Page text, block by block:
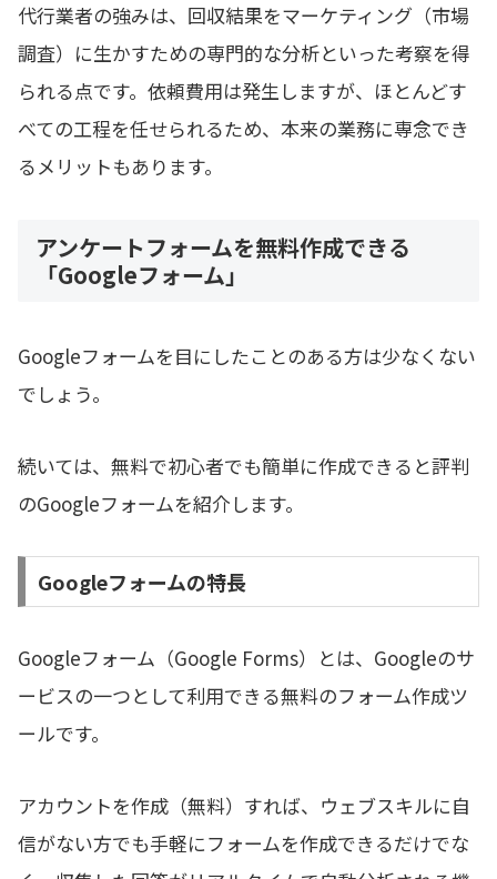
代行業者の強みは、回収結果をマーケティング（市場
調査）に生かすための専門的な分析といった考察を得
られる点です。依頼費用は発生しますが、ほとんどす
べての工程を任せられるため、本来の業務に専念でき
るメリットもあります。
アンケートフォームを無料作成できる
「Googleフォーム」
Googleフォームを目にしたことのある方は少なくない
でしょう。
続いては、無料で初心者でも簡単に作成できると評判
のGoogleフォームを紹介します。
Googleフォームの特長
Googleフォーム（Google Forms）とは、Googleのサ
ービスの一つとして利用できる無料のフォーム作成ツ
ールです。
アカウントを作成（無料）すれば、ウェブスキルに自
信がない方でも手軽にフォームを作成できるだけでな